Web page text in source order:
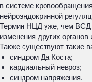
в системе
нейроэндокринной
Термин НЦД уже, чем ВСД
изменения других органов
Также существуют такие
синдром Да Коста;
кардиальный невроз;
синдром напряжения.